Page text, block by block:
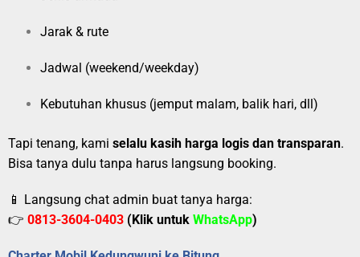
Jarak & rute
Jadwal (weekend/weekday)
Kebutuhan khusus (jemput malam, balik hari, dll)
Tapi tenang, kami selalu kasih harga logis dan transparan.
Bisa tanya dulu tanpa harus langsung booking.
📱 Langsung chat admin buat tanya harga:
👉 0813-3604-0403 (Klik untuk WhatsApp)